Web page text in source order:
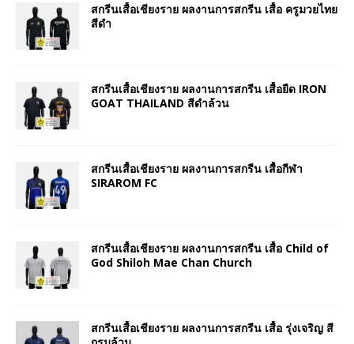
สกรีนเสื้อเชียงราย ผลงานการสกรีน เสื้อ ครูมวยไทย
สีดำ
สกรีนเสื้อเชียงราย ผลงานการสกรีน เสื้อยืด IRON
GOAT THAILAND สีดำล้วน
สกรีนเสื้อเชียงราย ผลงานการสกรีน เสื้อกีฬา
SIRAROM FC
สกรีนเสื้อเชียงราย ผลงานการสกรีน เสื้อ Child of
God Shiloh Mae Chan Church
สกรีนเสื้อเชียงราย ผลงานการสกรีน เสื้อ รุ่งเจริญ สี